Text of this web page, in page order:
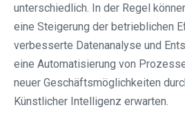
unterschiedlich. In der Regel
eine Steigerung der betrieblichen
verbesserte Datenanalyse und
eine Automatisierung von
neuer Geschäftsmöglichkeiten
Künstlicher Intelligenz erwarten.